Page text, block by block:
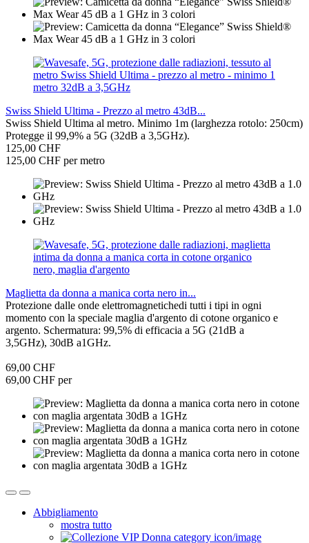
Swiss Shield Ultima - Prezzo al metro 43dB...
Swiss Shield Ultima al metro. Minimo 1m (larghezza rotolo: 250cm)
Protegge il 99,9% a 5G (32dB a 3,5GHz).
125,00 CHF
125,00 CHF per metro
Maglietta da donna a manica corta nero in...
Protezione dalle onde elettromagnetichedi tutti i tipi in ogni
momento con la speciale maglia d'argento di cotone organico e
argento. Schermatura: 99,5% di efficacia a 5G (21dB a
3,5GHz), 30dB a1GHz.
69,00 CHF
69,00 CHF per
Abbigliamento
mostra tutto